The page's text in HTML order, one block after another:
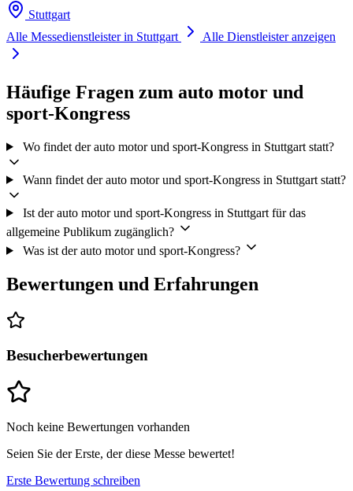
Stuttgart
Alle Messedienstleister in Stuttgart
Alle Dienstleister anzeigen
Häufige Fragen zum auto motor und
sport-Kongress
Wo findet der auto motor und sport-Kongress in Stuttgart statt?
Wann findet der auto motor und sport-Kongress in Stuttgart statt?
Ist der auto motor und sport-Kongress in Stuttgart für das
allgemeine Publikum zugänglich?
Was ist der auto motor und sport-Kongress?
Bewertungen und Erfahrungen
Besucherbewertungen
Noch keine Bewertungen vorhanden
Seien Sie der Erste, der diese Messe bewertet!
Erste Bewertung schreiben